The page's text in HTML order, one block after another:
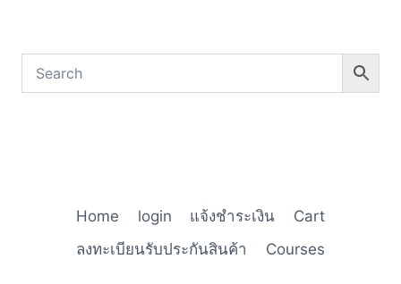
Home login แจ้งชำระเงิน
Cart
ลงทะเบียนรับประกันสินค้า
Courses